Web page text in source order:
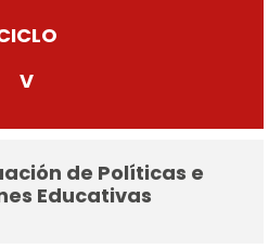
V
de Políticas e
Educativas